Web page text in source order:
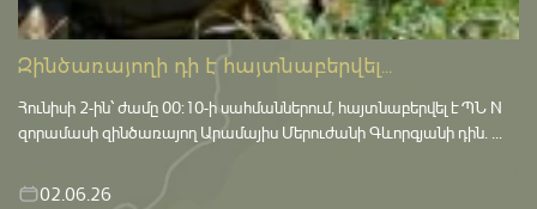
Զինծառայողի դի է հայտնաբերվել...
Հունիսի 2-ին՝ ժամը 00:10-ի սահմաններում, հայտնաբերվել է ՊՆ N
զորամասի զինծառայող Արամայիս Մերուժանի Գևորգյանի դին. ...
02.06.26